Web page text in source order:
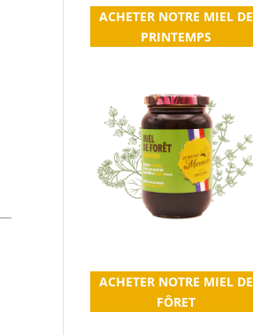
ACHETER NOTRE MIEL DE
PRINTEMPS
ACHETER NOTRE MIEL DE
FÔRET